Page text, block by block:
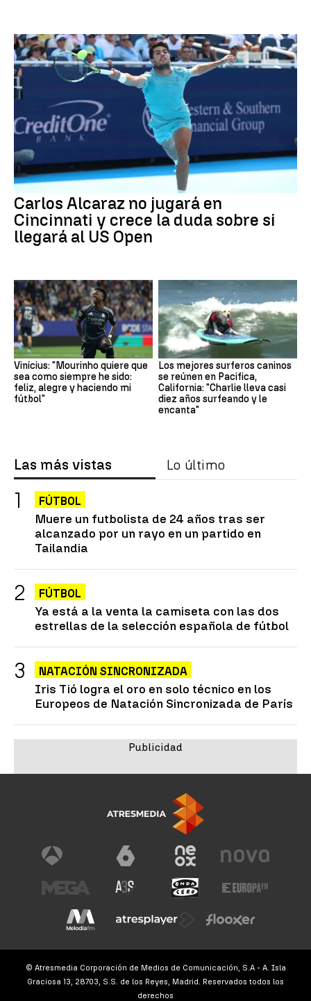
Carlos Alcaraz no jugará en
Cincinnati y crece la duda sobre si
llegará al US Open
Vinícius: "Mourinho quiere que
sea como siempre he sido:
feliz, alegre y haciendo mi
fútbol"
Los mejores surferos caninos
se reúnen en Pacifica,
California: "Charlie lleva casi
diez años surfeando y le
encanta"
Las más vistas Lo último
FÚTBOL
Muere un futbolista de 24 años tras ser
alcanzado por un rayo en un partido en
Tailandia
FÚTBOL
Ya está a la venta la camiseta con las dos
estrellas de la selección española de fútbol
NATACIÓN SINCRONIZADA
Iris Tió logra el oro en solo técnico en los
Europeos de Natación Sincronizada de París
© Atresmedia Corporación de Medios de Comunicación, S.A - A. Isla
Graciosa 13, 28703, S.S. de los Reyes, Madrid. Reservados todos los
derechos